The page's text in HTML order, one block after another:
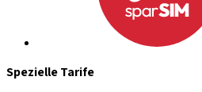
Spezielle Tarife